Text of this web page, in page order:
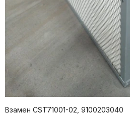
Взамен CST71001-02, 9100203040